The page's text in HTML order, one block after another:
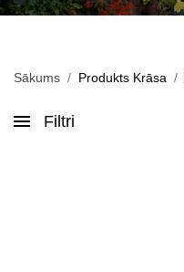
Sākums Produkts Krāsa
Filtri